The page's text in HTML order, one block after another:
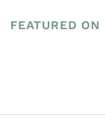
FEATURED ON